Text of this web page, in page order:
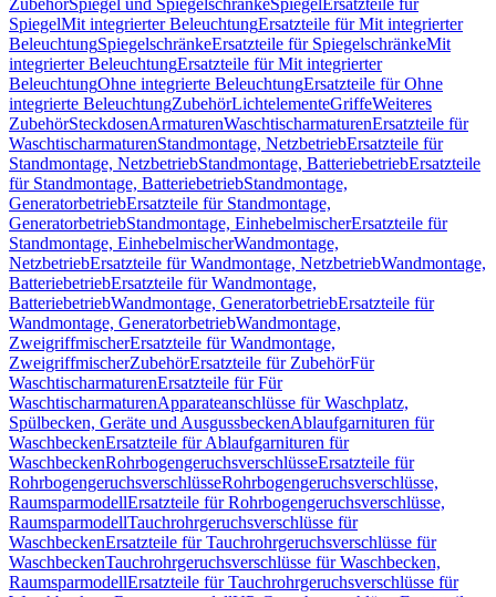
ZubehörSpiegel und SpiegelschränkeSpiegel Ersatzteile für
SpiegelMit integrierter BeleuchtungErsatzteile für Mit integrierter
BeleuchtungSpiegelschränkeErsatzteile für SpiegelschränkeMit
integrierter BeleuchtungErsatzteile für Mit integrierter
BeleuchtungOhne integrierte BeleuchtungErsatzteile für Ohne
integrierte BeleuchtungZubehörLichtelementeGriffeWeiteres
ZubehörSteckdosenArmaturenWaschtischarmaturenErsatzteile für
WaschtischarmaturenStandmontage, NetzbetriebErsatzteile für
Standmontage, NetzbetriebStandmontage, BatteriebetriebErsatzteile
für Standmontage, BatteriebetriebStandmontage,
GeneratorbetriebErsatzteile für Standmontage,
GeneratorbetriebStandmontage, EinhebelmischerErsatzteile für
Standmontage, EinhebelmischerWandmontage,
NetzbetriebErsatzteile für Wandmontage, NetzbetriebWandmontage,
BatteriebetriebErsatzteile für Wandmontage,
BatteriebetriebWandmontage, GeneratorbetriebErsatzteile für
Wandmontage, GeneratorbetriebWandmontage,
ZweigriffmischerErsatzteile für Wandmontage,
ZweigriffmischerZubehörErsatzteile für ZubehörFür
WaschtischarmaturenErsatzteile für Für
WaschtischarmaturenApparateanschlüsse für Waschplatz,
Spülbecken, Geräte und AusgussbeckenAblaufgarnituren für
WaschbeckenErsatzteile für Ablaufgarnituren für
WaschbeckenRohrbogengeruchsverschlüsseErsatzteile für
RohrbogengeruchsverschlüsseRohrbogengeruchsverschlüsse,
RaumsparmodellErsatzteile für Rohrbogengeruchsverschlüsse,
RaumsparmodellTauchrohrgeruchsverschlüsse für
WaschbeckenErsatzteile für Tauchrohrgeruchsverschlüsse für
WaschbeckenTauchrohrgeruchsverschlüsse für Waschbecken,
RaumsparmodellErsatzteile für Tauchrohrgeruchsverschlüsse für